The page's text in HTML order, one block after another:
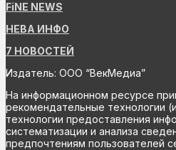
FiNE NEWS
НЕВА ИНФО
7 НОВОСТЕЙ
Издатель: ООО “ВекМедиа”
На информационном ресурсе
рекомендательные технологии
технологии предоставления
систематизации и анализа
предпочтениям пользователей